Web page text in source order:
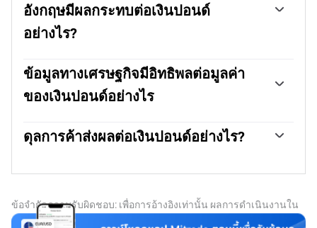
อังกฤษมีผลกระทบต่อเงินปอนด์
อย่างไร?
ปอนด์คือนโยบายการเงินที่ตัดสินใจโดยธนาคารกลางแห่ง
ประเทศอังกฤษ (BoE) ยึดตามการตัดสินใจว่าจะบรรลุเป้า
หมายหลักคือ "เสถียรภาพด้านราคา" ได้หรือไม่ และมีอัตรา
นี้คือการปรับอัตราดอกเบี้ย เมื่ออัตราเงินเฟ้อสูงเกินไป BoE จะ
พยายามควบคุมอัตราเงินเฟ้อด้วยการขึ้นอัตราดอกเบี้ย ทำให้
ยิ่งขึ้นสำหรับนักลงทุนทั่วโลกในการพักเงินของพวกเขา เมื่อ
อัตราเงินเฟ้อต่ำเกินไป แสดงว่าการเติบโตทางเศรษฐกิจกำลัง
ชะลอตัว ในสถานการณ์นี้ BoE จะพิจารณาลดอัตราดอกเบี้ย
ข้อมูลทางเศรษฐกิจมีอิทธิพลต่อมูลค่า
ของเงินปอนด์อย่างไร
และอาจส่งผลกระทบต่อมูลค่าของเงินปอนด์สเตอร์ลิง ตัวชี้วัด
ต่างๆ เช่น GDP, PMI การผลิตและบริการ และการจ้างงาน
ดีต่อสเตอร์ลิง ไม่เพียงแต่ดึงดูดการลงทุนจากต่างประเทศมาก
ทำให้ GBP แข็งค่าขึ้นโดยตรง มิฉะนั้น หากข้อมูลเศรษฐกิจ
อ่อนแอ ค่าเงินปอนด์ก็มีแนวโน้มจะอ่อนค่าลง
ดุลการค้าส่งผลต่อเงินปอนด์อย่างไร?
ยอดดุลการค้า ตัวบ่งชี้นี้จะวัดความแตกต่างระหว่างสิ่งที่
เวลาที่กำหนด หากประเทศผลิตสินค้าส่งออกที่เป็นที่ต้องการ
อย่างมาก สกุลเงินของประเทศนั้นจะได้รับประโยชน์จาก
ข้อจำกัดความรับผิดชอบ: เพื่อการอ้างอิงเท่านั้น ผลการดำเนินงานใน
อดีตไม่ได้บ่งบอกถึงผลลัพธ์ในอนาคต